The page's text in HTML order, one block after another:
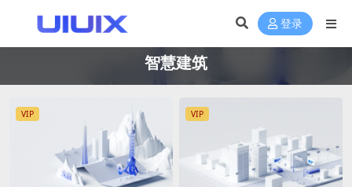
登录
智慧建筑
VIP VIP